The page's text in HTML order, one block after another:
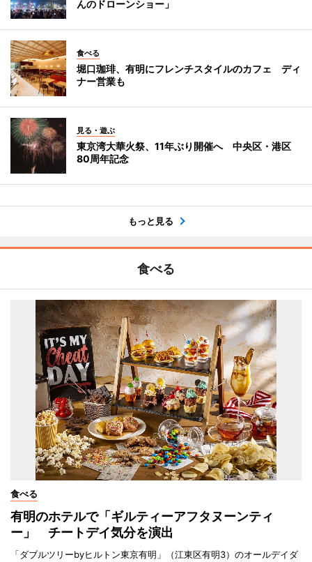
んのドローンショー」
食べる
堀口珈琲、有明にフレンチスタイルのカフェ ディ
ナー営業も
見る・遊ぶ
東京湾大華火祭、11年ぶり開催へ 中央区・港区
80周年記念
もっと見る
食べる
食べる
有明のホテルで「ギルティーアフタヌーンティ
ー」 チートデイ気分を演出
「ダブルツリーbyヒルトン東京有明」（江東区有明3）のオールデイダ